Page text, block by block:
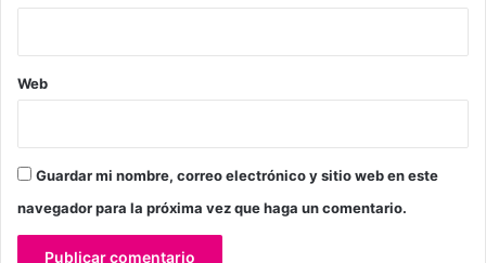
Web
Guardar mi nombre, correo electrónico y sitio web en este
navegador para la próxima vez que haga un comentario.